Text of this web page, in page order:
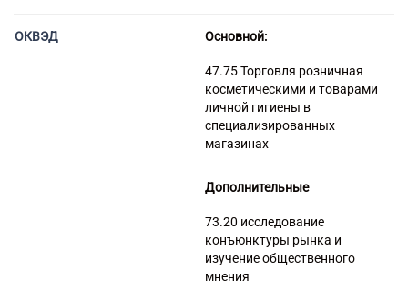
ОКВЭД Основной:
47.75 Торговля розничная
косметическими и товарами
личной гигиены в
специализированных
магазинах
Дополнительные
73.20 исследование
конъюнктуры рынка и
изучение общественного
мнения